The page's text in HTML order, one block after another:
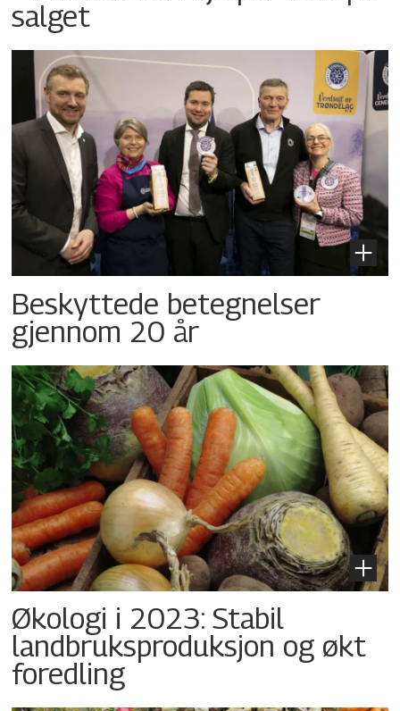
salget
Beskyttede betegnelser
gjennom 20 år
Økologi i 2023: Stabil
landbruksproduksjon og økt
foredling